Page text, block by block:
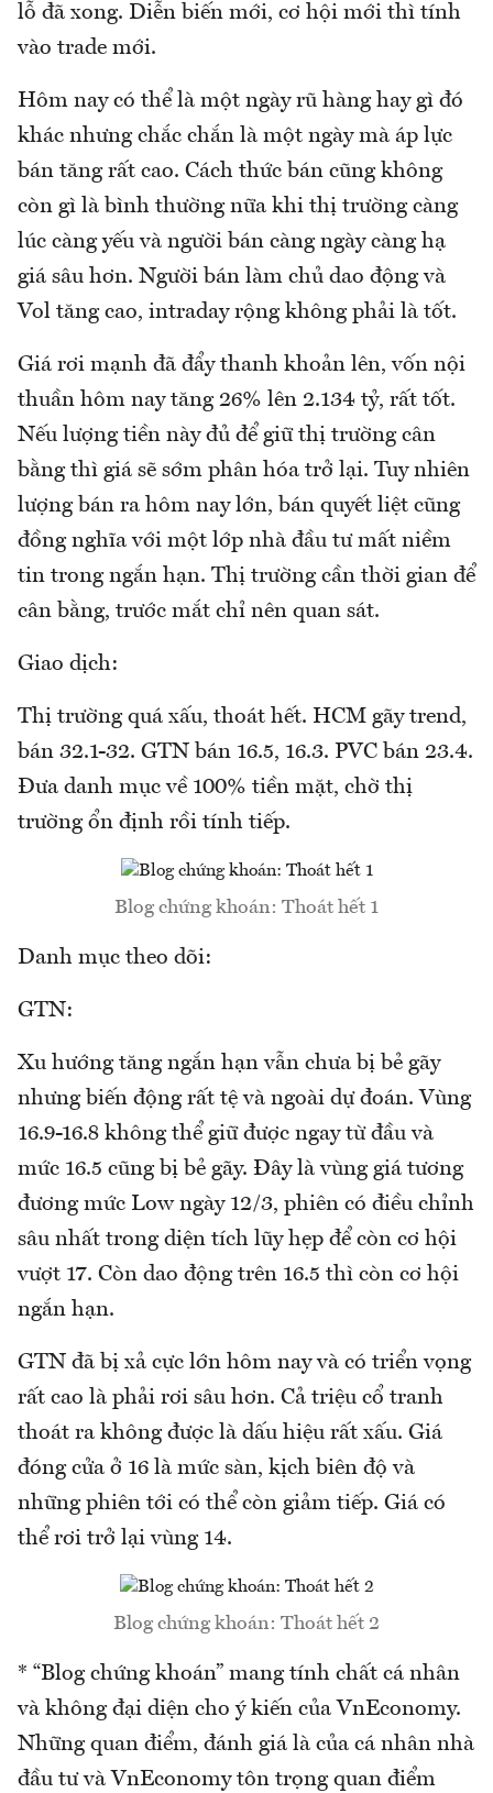
lỗ đã xong. Diễn biến mới, cơ hội mới thì tính
vào trade mới.
Hôm nay có thể là một ngày rũ hàng hay gì đó
khác nhưng chắc chắn là một ngày mà áp lực
bán tăng rất cao. Cách thức bán cũng không
còn gì là bình thường nữa khi thị trường càng
lúc càng yếu và người bán càng ngày càng hạ
giá sâu hơn. Người bán làm chủ dao động và
Vol tăng cao, intraday rộng không phải là tốt.
Giá rơi mạnh đã đẩy thanh khoản lên, vốn nội
thuần hôm nay tăng 26% lên 2.134 tỷ, rất tốt.
Nếu lượng tiền này đủ để giữ thị trường cân
bằng thì giá sẽ sớm phân hóa trở lại. Tuy nhiên
lượng bán ra hôm nay lớn, bán quyết liệt cũng
đồng nghĩa với một lớp nhà đầu tư mất niềm
tin trong ngắn hạn. Thị trường cần thời gian để
cân bằng, trước mắt chỉ nên quan sát.
Giao dịch:
Thị trường quá xấu, thoát hết. HCM gãy trend,
bán 32.1-32. GTN bán 16.5, 16.3. PVC bán 23.4.
Đưa danh mục về 100% tiền mặt, chờ thị
trường ổn định rồi tính tiếp.
Blog chứng khoán: Thoát hết 1
Danh mục theo dõi:
GTN:
Xu hướng tăng ngắn hạn vẫn chưa bị bẻ gãy
nhưng biến động rất tệ và ngoài dự đoán. Vùng
16.9-16.8 không thể giữ được ngay từ đầu và
mức 16.5 cũng bị bẻ gãy. Đây là vùng giá tương
đương mức Low ngày 12/3, phiên có điều chỉnh
sâu nhất trong diện tích lũy hẹp để còn cơ hội
vượt 17. Còn dao động trên 16.5 thì còn cơ hội
ngắn hạn.
GTN đã bị xả cực lớn hôm nay và có triển vọng
rất cao là phải rơi sâu hơn. Cả triệu cổ tranh
thoát ra không được là dấu hiệu rất xấu. Giá
đóng cửa ở 16 là mức sàn, kịch biên độ và
những phiên tới có thể còn giảm tiếp. Giá có
thể rơi trở lại vùng 14.
Blog chứng khoán: Thoát hết 2
* “Blog chứng khoán” mang tính chất cá nhân
và không đại diện cho ý kiến của VnEconomy.
Những quan điểm, đánh giá là của cá nhân nhà
đầu tư và VnEconomy tôn trọng quan điểm